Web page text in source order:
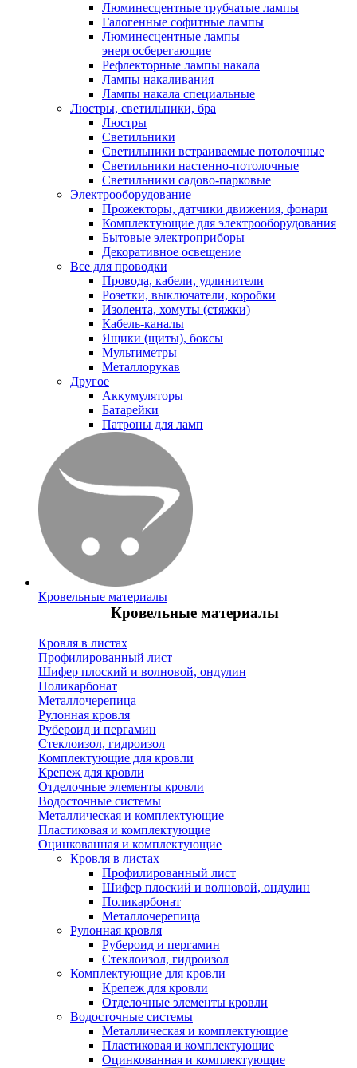
Люминесцентные трубчатые лампы
Галогенные софитные лампы
Люминесцентные лампы
энергосберегающие
Рефлекторные лампы накала
Лампы накаливания
Лампы накала специальные
Люстры, светильники, бра
Люстры
Светильники
Светильники встраиваемые потолочные
Светильники настенно-потолочные
Светильники садово-парковые
Электрооборудование
Прожекторы, датчики движения, фонари
Комплектующие для электрооборудования
Бытовые электроприборы
Декоративное освещение
Все для проводки
Провода, кабели, удлинители
Розетки, выключатели, коробки
Изолента, хомуты (стяжки)
Кабель-каналы
Ящики (щиты), боксы
Мультиметры
Металлорукав
Другое
Аккумуляторы
Батарейки
Патроны для ламп
Кровельные материалы
Кровельные материалы
Кровля в листах
Профилированный лист
Шифер плоский и волновой, ондулин
Поликарбонат
Металлочерепица
Рулонная кровля
Рубероид и пергамин
Стеклоизол, гидроизол
Комплектующие для кровли
Крепеж для кровли
Отделочные элементы кровли
Водосточные системы
Металлическая и комплектующие
Пластиковая и комплектующие
Оцинкованная и комплектующие
Кровля в листах
Профилированный лист
Шифер плоский и волновой, ондулин
Поликарбонат
Металлочерепица
Рулонная кровля
Рубероид и пергамин
Стеклоизол, гидроизол
Комплектующие для кровли
Крепеж для кровли
Отделочные элементы кровли
Водосточные системы
Металлическая и комплектующие
Пластиковая и комплектующие
Оцинкованная и комплектующие